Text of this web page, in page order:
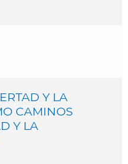
Y LA
CAMINOS
Y LA